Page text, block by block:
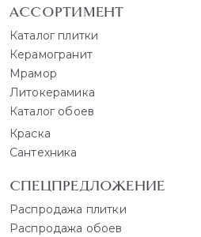
АССОРТИМЕНТ
Каталог плитки
Керамогранит
Мрамор
Литокерамика
Каталог обоев
Краска
Сантехника
СПЕЦПРЕДЛОЖЕНИЕ
Распродажа плитки
Распродажа обоев